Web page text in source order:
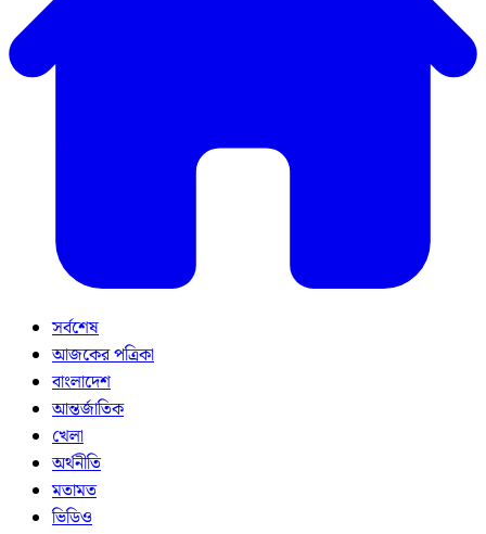
সর্বশেষ
আজকের পত্রিকা
বাংলাদেশ
আন্তর্জাতিক
খেলা
অর্থনীতি
মতামত
ভিডিও